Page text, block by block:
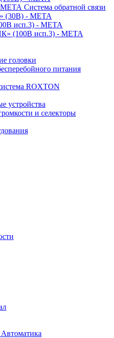
Система обратной связи
(30В) - МЕТА
исп.3) - МЕТА
(100В исп.3) - МЕТА
головки
питания
ROXTON
устройства
и селекторы